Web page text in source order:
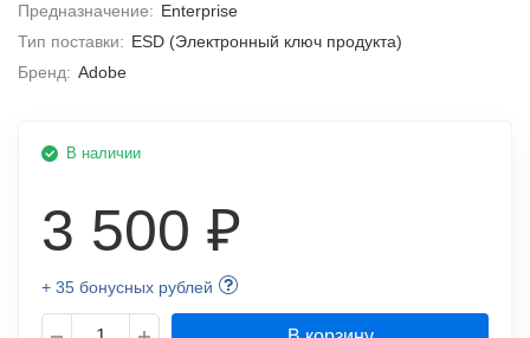
Предназначение: Enterprise
Тип поставки: ESD (Электронный ключ продукта)
Бренд: Adobe
В наличии
3 500 ₽
+ 35 бонусных рублей